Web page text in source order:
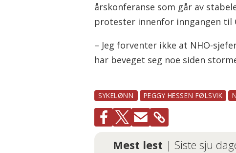
årskonferanse som går av
protester innenfor inngangen til
– Jeg forventer ikke at NHO-
har beveget seg noe siden
SYKELØNN PEGGY HESSEN FØLSVIK
Mest lest | Siste sju